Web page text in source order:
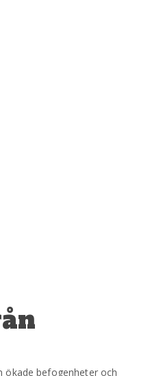
ökade befogenheter och